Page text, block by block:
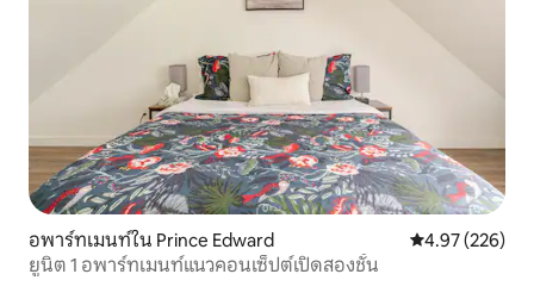
อพาร์ทเมนท์ใน Prince Edward คะแนนเฉลี่ย
4.97 (226)
ยูนิต 1 อพาร์ทเมนท์แนวคอนเซ็ปต์เปิดสองชั้น